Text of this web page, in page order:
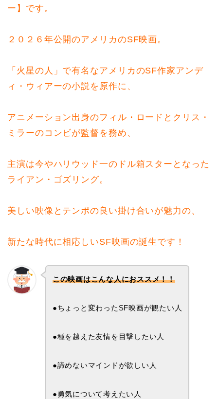
ー】です。
２０２６年公開のアメリカのSF映画。
「火星の人」で有名なアメリカのSF作家アンデ
ィ・ウィアーの小説を原作に、
アニメーション出身のフィル・ロードとクリス・
ミラーのコンビが監督を務め、
主演は今やハリウッド一のドル箱スターとなった
ライアン・ゴズリング。
美しい映像とテンポの良い掛け合いが魅力の、
新たな時代に相応しいSF映画の誕生です！
この映画はこんな人におススメ！！
●ちょっと変わったSF映画が観たい人
●種を越えた友情を目撃したい人
●諦めないマインドが欲しい人
●勇気について考えたい人